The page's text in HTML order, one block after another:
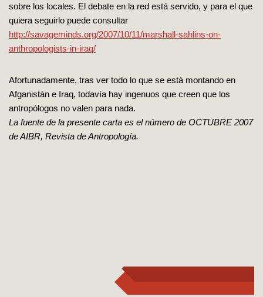
sobre los locales. El debate en la red está servido, y para el que
quiera seguirlo puede consultar
http://savageminds.org/2007/10/11/marshall-sahlins-on-
anthropologists-in-iraq/
Afortunadamente, tras ver todo lo que se está montando en
Afganistán e Iraq, todavía hay ingenuos que creen que los
antropólogos no valen para nada.
La fuente de la presente carta es el número de OCTUBRE 2007
de AIBR, Revista de Antropología.